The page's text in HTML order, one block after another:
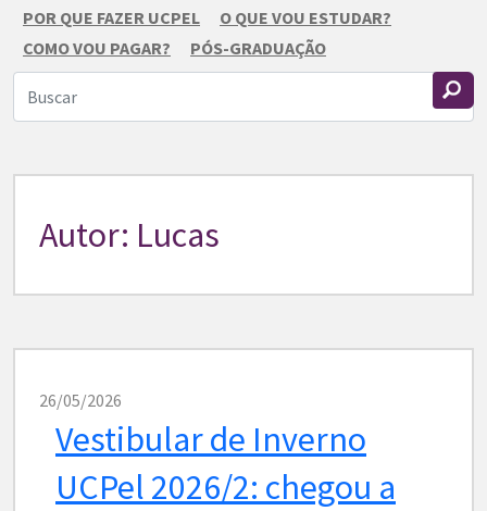
POR QUE FAZER UCPEL
O QUE VOU ESTUDAR?
COMO VOU PAGAR?
PÓS-GRADUAÇÃO
Autor: Lucas
26/05/2026
Vestibular de Inverno
UCPel 2026/2: chegou a